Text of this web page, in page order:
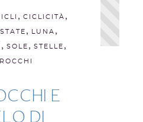
, CICLICITÀ ,
, LUNA ,
, SOLE , STELLE ,
E
DI